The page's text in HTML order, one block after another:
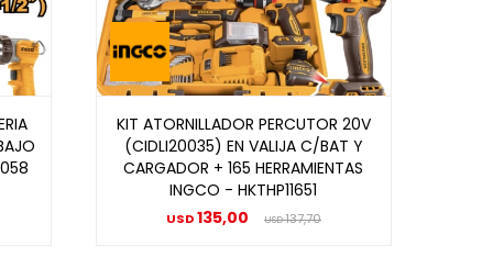
KIT ATORNILLADOR PERCUTOR 20V
(CIDLI20035) EN VALIJA C/BAT Y
CARGADOR + 165 HERRAMIENTAS
INGCO - HKTHP11651
USD135,00 USD137,70